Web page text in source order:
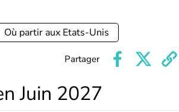
Où partir aux Etats-Unis
Partager
Juin 2027